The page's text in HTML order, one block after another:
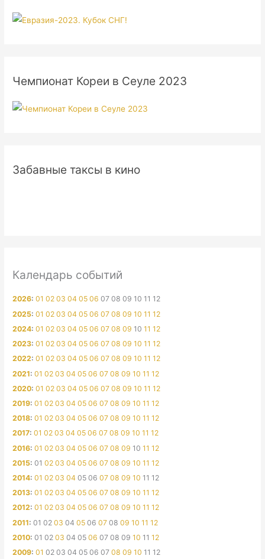
Чемпионат Кореи в Сеуле 2023
Забавные таксы в кино
Календарь событий
2026:01 02 03 04 05 06 07 08 09 10 11 12
2025:01 02 03 04 05 06 07 08 09 10 11 12
2024:01 02 03 04 05 06 07 08 09 10 11 12
2023:01 02 03 04 05 06 07 08 09 10 11 12
2022:01 02 03 04 05 06 07 08 09 10 11 12
2021:01 02 03 04 05 06 07 08 09 10 11 12
2020:01 02 03 04 05 06 07 08 09 10 11 12
2019:01 02 03 04 05 06 07 08 09 10 11 12
2018:01 02 03 04 05 06 07 08 09 10 11 12
2017:01 02 03 04 05 06 07 08 09 10 11 12
2016:01 02 03 04 05 06 07 08 09 10 11 12
2015:01 02 03 04 05 06 07 08 09 10 11 12
2014:01 02 03 04 05 06 07 08 09 10 11 12
2013:01 02 03 04 05 06 07 08 09 10 11 12
2012:01 02 03 04 05 06 07 08 09 10 11 12
2011:01 02 03 04 05 06 07 08 09 10 11 12
2010:01 02 03 04 05 06 07 08 09 10 11 12
2009:01 02 03 04 05 06 07 08 09 10 11 12